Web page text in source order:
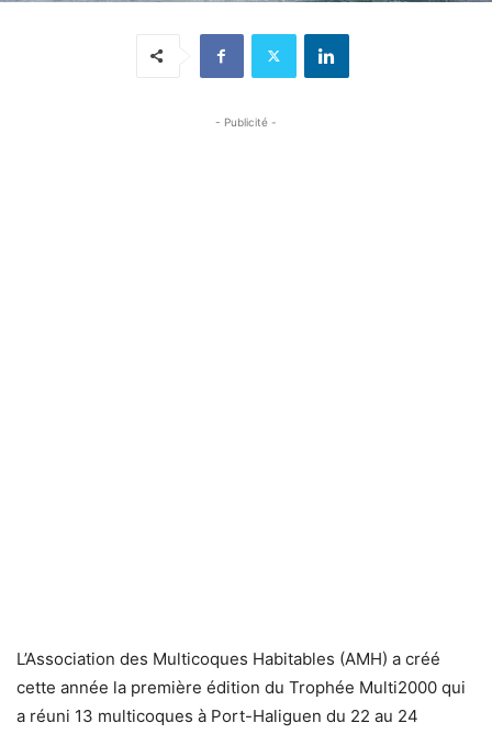
- Publicité -
L’Association des Multicoques Habitables (AMH) a créé
cette année la première édition du Trophée Multi2000 qui
a réuni 13 multicoques à Port-Haliguen du 22 au 24